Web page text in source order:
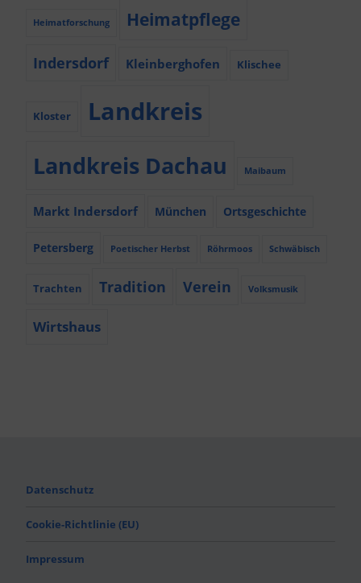
Heimatforschung Heimatpflege
Indersdorf Kleinberghofen Klischee
Kloster Landkreis
Landkreis Dachau Maibaum
Markt Indersdorf München Ortsgeschichte
Petersberg Poetischer Herbst Röhrmoos Schwäbisch
Trachten Tradition Verein Volksmusik
Wirtshaus
Datenschutz
Cookie-Richtlinie (EU)
Impressum